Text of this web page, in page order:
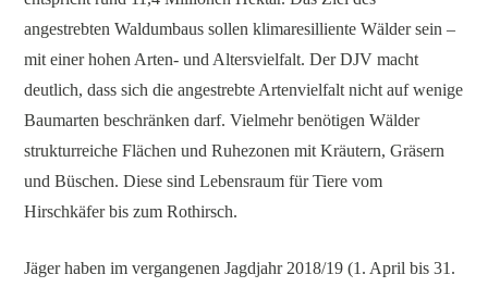
angestrebten Waldumbaus sollen klimaresilliente Wälder sein –
mit einer hohen Arten- und Altersvielfalt. Der DJV macht
deutlich, dass sich die angestrebte Artenvielfalt nicht auf wenige
Baumarten beschränken darf. Vielmehr benötigen Wälder
strukturreiche Flächen und Ruhezonen mit Kräutern, Gräsern
und Büschen. Diese sind Lebensraum für Tiere vom
Hirschkäfer bis zum Rothirsch.
Jäger haben im vergangenen Jagdjahr 2018/19 (1. April bis 31.